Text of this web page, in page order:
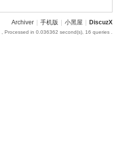
Archiver 手机版 小黑屋 DiscuzX
, Processed in 0.036362 second(s), 16 queries .